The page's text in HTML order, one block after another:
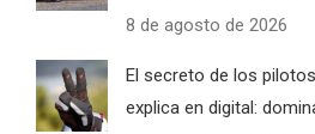
8 de agosto de 2026
El secreto de los
explica en digital: